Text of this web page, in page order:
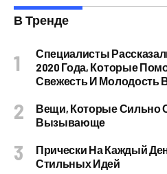
В Тренде
Специалисты
2020 Года, Которые
Свежесть И Молодость
Вещи, Которые Сильно
Вызывающе
Прически На Каждый
Стильных Идей